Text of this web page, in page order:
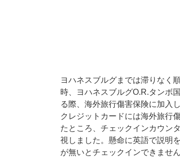
ヨハネスブルグまでは滞りなく
時、ヨハネスブルグO.R.タンボ
る際、海外旅行傷害保険に加入
クレジットカードには海外旅行
たところ、チェックインカウン
視しました。懸命に英語で説明
が無いとチェックインできませ